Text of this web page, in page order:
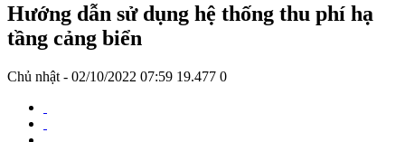
Hướng dẫn sử dụng hệ thống thu phí hạ
tầng cảng biển
Chủ nhật - 02/10/2022 07:59 19.477 0